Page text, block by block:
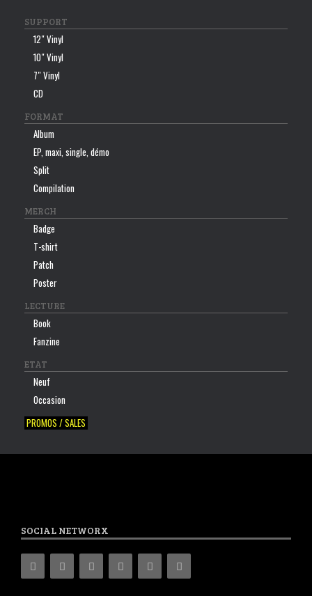
SUPPORT
12″ Vinyl
10″ Vinyl
7″ Vinyl
CD
FORMAT
Album
EP, maxi, single, démo
Split
Compilation
MERCH
Badge
T-shirt
Patch
Poster
LECTURE
Book
Fanzine
ETAT
Neuf
Occasion
PROMOS / SALES
SOCIAL NETWORX